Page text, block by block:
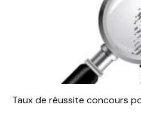
Taux de réussite concours